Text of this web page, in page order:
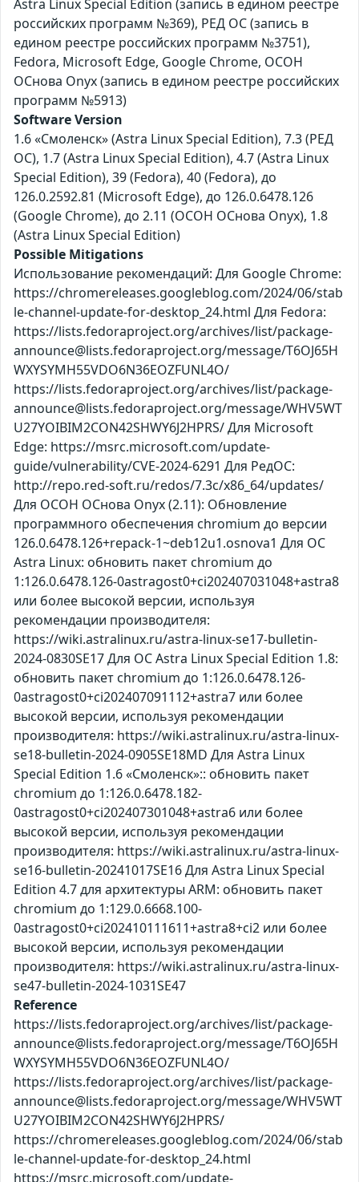
Astra Linux Special Edition (запись в едином реестре
российских программ №369), РЕД ОС (запись в
едином реестре российских программ №3751),
Fedora, Microsoft Edge, Google Chrome, ОСОН
ОСнова Оnyx (запись в едином реестре российских
программ №5913)
Software Version
1.6 «Смоленск» (Astra Linux Special Edition), 7.3 (РЕД
ОС), 1.7 (Astra Linux Special Edition), 4.7 (Astra Linux
Special Edition), 39 (Fedora), 40 (Fedora), до
126.0.2592.81 (Microsoft Edge), до 126.0.6478.126
(Google Chrome), до 2.11 (ОСОН ОСнова Оnyx), 1.8
(Astra Linux Special Edition)
Possible Mitigations
Использование рекомендаций: Для Google Chrome:
https://chromereleases.googleblog.com/2024/06/stab
le-channel-update-for-desktop_24.html Для Fedora:
https://lists.fedoraproject.org/archives/list/package-
announce@lists.fedoraproject.org/message/T6OJ65H
WXYSYMH55VDO6N36EOZFUNL4O/
https://lists.fedoraproject.org/archives/list/package-
announce@lists.fedoraproject.org/message/WHV5WT
U27YOIBIM2CON42SHWY6J2HPRS/ Для Microsoft
Edge: https://msrc.microsoft.com/update-
guide/vulnerability/CVE-2024-6291 Для РедОС:
http://repo.red-soft.ru/redos/7.3c/x86_64/updates/
Для ОСОН ОСнова Оnyx (2.11): Обновление
программного обеспечения chromium до версии
126.0.6478.126+repack-1~deb12u1.osnova1 Для ОС
Astra Linux: обновить пакет chromium до
1:126.0.6478.126-0astragost0+ci202407031048+astra8
или более высокой версии, используя
рекомендации производителя:
https://wiki.astralinux.ru/astra-linux-se17-bulletin-
2024-0830SE17 Для ОС Astra Linux Special Edition 1.8:
обновить пакет chromium до 1:126.0.6478.126-
0astragost0+ci202407091112+astra7 или более
высокой версии, используя рекомендации
производителя: https://wiki.astralinux.ru/astra-linux-
se18-bulletin-2024-0905SE18MD Для Astra Linux
Special Edition 1.6 «Смоленск»:: обновить пакет
chromium до 1:126.0.6478.182-
0astragost0+ci202407301048+astra6 или более
высокой версии, используя рекомендации
производителя: https://wiki.astralinux.ru/astra-linux-
se16-bulletin-20241017SE16 Для Astra Linux Special
Edition 4.7 для архитектуры ARM: обновить пакет
chromium до 1:129.0.6668.100-
0astragost0+ci202410111611+astra8+ci2 или более
высокой версии, используя рекомендации
производителя: https://wiki.astralinux.ru/astra-linux-
se47-bulletin-2024-1031SE47
Reference
https://lists.fedoraproject.org/archives/list/package-
announce@lists.fedoraproject.org/message/T6OJ65H
WXYSYMH55VDO6N36EOZFUNL4O/
https://lists.fedoraproject.org/archives/list/package-
announce@lists.fedoraproject.org/message/WHV5WT
U27YOIBIM2CON42SHWY6J2HPRS/
https://chromereleases.googleblog.com/2024/06/stab
le-channel-update-for-desktop_24.html
https://msrc.microsoft.com/update-